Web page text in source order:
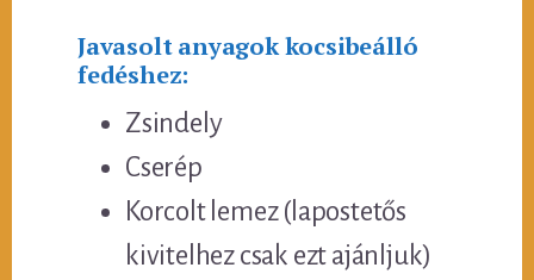
Javasolt anyagok kocsibeálló
fedéshez:
Zsindely
Cserép
Korcolt lemez (lapostetős
kivitelhez csak ezt ajánljuk)